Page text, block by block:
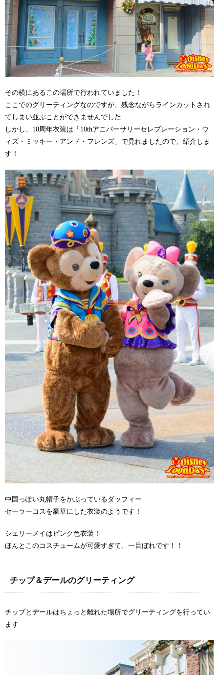
その横にあるこの場所で行われていました！
ここでのグリーティングなのですが、残念ながらラインカットされ
てしまい並ぶことができませんでした…
しかし、10周年衣装は「10thアニバーサリーセレブレーション・ウ
ィズ・ミッキー・アンド・フレンズ」で見れましたので、紹介しま
す！
中国っぽい丸帽子をかぶっているダッフィー
セーラーコスを豪華にした衣装のようです！
シェリーメイはピンク色衣装！
ほんとこのコスチュームが可愛すぎて、一目ぼれです！！
チップ＆デールのグリーティング
チップとデールはちょっと離れた場所でグリーティングを行ってい
ます